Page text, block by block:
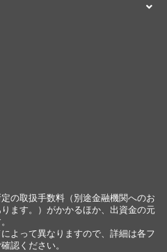
の取扱手数料（別途金融機関へのお
ます。）がかかるほか、出資金の元
よって異なりますので、詳細は各フ
認ください。